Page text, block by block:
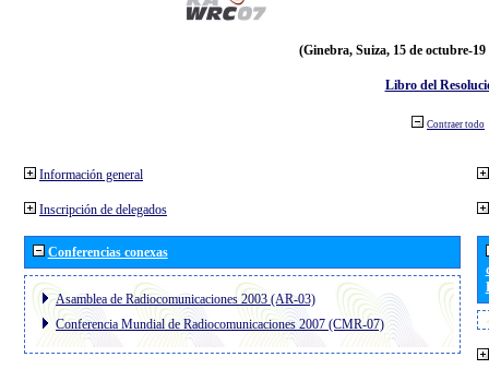
(Ginebra, Suiza, 15 de octubre-19
Libro del
Contraer todo
Información general
Inscripción de delegados
Conferencias conexas
Asamblea de Radiocomunicaciones 2003 (AR-03)
Conferencia Mundial de Radiocomunicaciones 2007 (CMR-07)